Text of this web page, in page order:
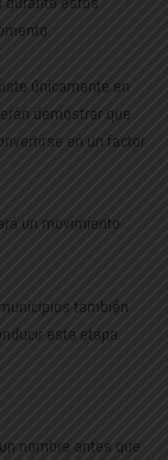
únicamente en
demostrar que
en un factor
un movimiento
también
esta etapa.
nombre antes que